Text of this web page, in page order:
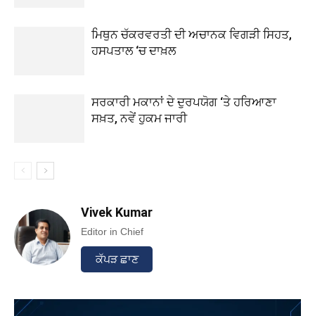
ਮਿਥੁਨ ਚੱਕਰਵਰਤੀ ਦੀ ਅਚਾਨਕ ਵਿਗੜੀ ਸਿਹਤ,
ਹਸਪਤਾਲ ‘ਚ ਦਾਖ਼ਲ
ਸਰਕਾਰੀ ਮਕਾਨਾਂ ਦੇ ਦੁਰਪਯੋਗ ‘ਤੇ ਹਰਿਆਣਾ
ਸਖ਼ਤ, ਨਵੇਂ ਹੁਕਮ ਜਾਰੀ
Vivek Kumar
Editor in Chief
ਕੱਪੜ ਛਾਣ